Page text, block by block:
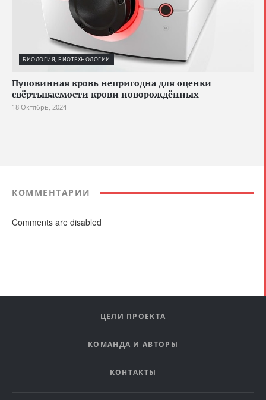
БИОЛОГИЯ, БИОТЕХНОЛОГИИ
Пуповинная кровь непригодна для оценки
свёртываемости крови новорождённых
18 Октябрь, 2024
КОММЕНТАРИИ
Comments are disabled
ЦЕЛИ ПРОЕКТА
КОМАНДА И АВТОРЫ
КОНТАКТЫ